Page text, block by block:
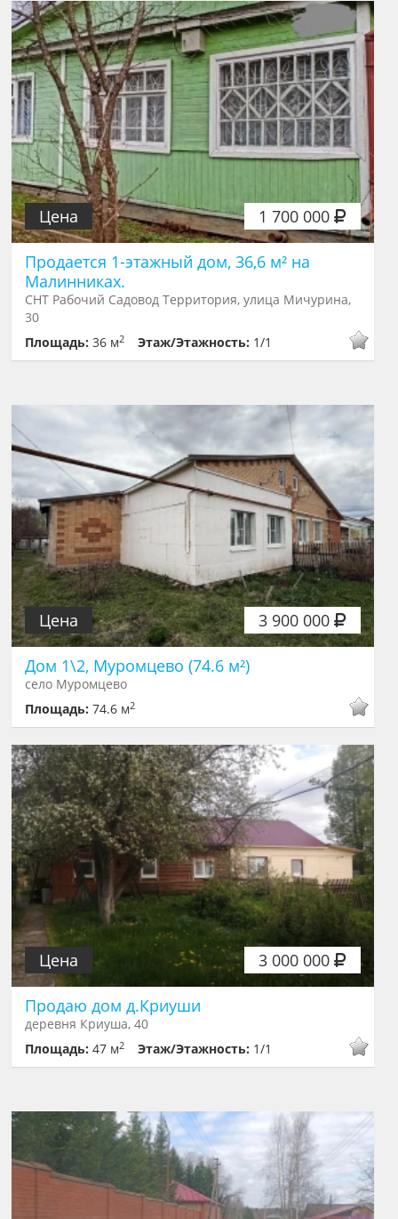
1 700 000
Цена
Продается 1-этажный дом, 36,6 м² на
Малинниках.
СНТ Рабочий Садовод Территория, улица Мичурина,
30
Площадь:36 м2 Этаж/Этажность: 1/1
3 900 000
Цена
Дом 1\2, Муромцево (74.6 м²)
село Муромцево
Площадь:74.6 м2
3 000 000
Цена
Продаю дом д.Криуши
деревня Криуша, 40
Площадь:47 м2 Этаж/Этажность: 1/1